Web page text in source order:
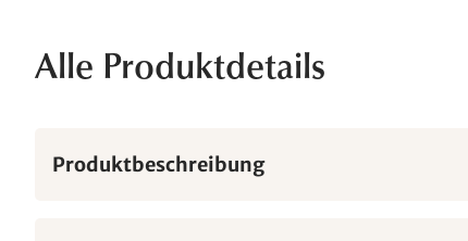
Alle Produktdetails
Produktbeschreibung